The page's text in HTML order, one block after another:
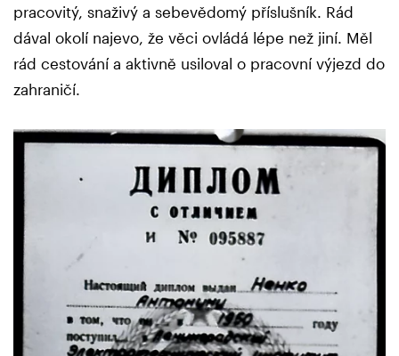
pracovitý, snaživý a sebevědomý příslušník. Rád
dával okolí najevo, že věci ovládá lépe než jiní. Měl
rád cestování a aktivně usiloval o pracovní výjezd do
zahraničí.